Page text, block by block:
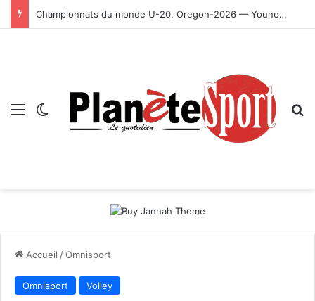
Championnats du monde U-20, Oregon-2026 — Younes Ayachi décroche la médaille d’or
Menu Switch skin
Accueil /Omnisport
Omnisport Volley